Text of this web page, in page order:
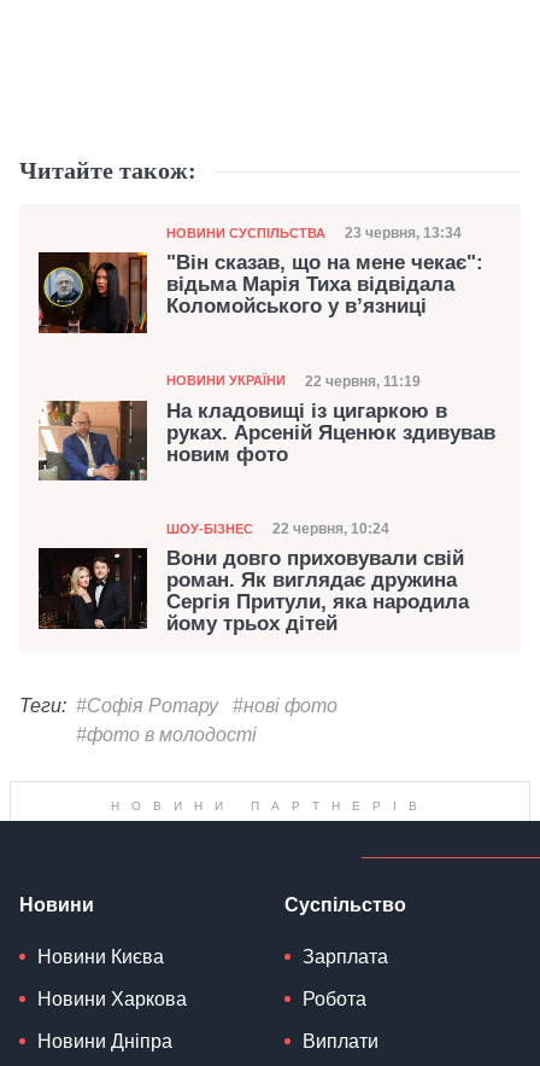
Читайте також:
Категорія
НОВИНИ СУСПІЛЬСТВА Дата публікації
23 червня, 13:34
"Він сказав, що на мене чекає":
відьма Марія Тиха відвідала
Коломойського у в’язниці
Категорія
НОВИНИ УКРАЇНИ Дата публікації
22 червня, 11:19
На кладовищі із цигаркою в
руках. Арсеній Яценюк здивував
новим фото
Категорія
ШОУ-БІЗНЕС Дата публікації
22 червня, 10:24
Вони довго приховували свій
роман. Як виглядає дружина
Сергія Притули, яка народила
йому трьох дітей
Теги: #Софія Ротару
#нові фото
#фото в молодості
Новини
Новини Києва
Новини Харкова
Новини Дніпра
Суспільство
Зарплата
Робота
Виплати